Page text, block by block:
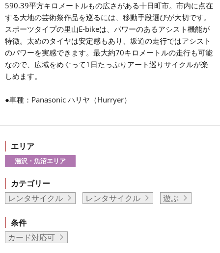
590.39平方キロメートルもの広さがある十日町市。市内に点在
する大地の芸術祭作品を巡るには、移動手段選びが大切です。
スポーツタイプの里山E-bikeは、パワーのあるアシスト機能が
特徴。太めのタイヤは安定感もあり、坂道の走行ではアシスト
のパワーを実感できます。最大約70キロメートルの走行も可能
なので、広域をめぐって1日たっぷりアート巡りサイクルが楽
しめます。
●車種：Panasonic ハリヤ（Hurryer）
エリア
湯沢・魚沼エリア
カテゴリー
レンタサイクル
レンタサイクル 遊ぶ
条件
カード対応可